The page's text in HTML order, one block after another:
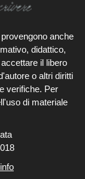
anche
didattico,
il libero
o altri diritti
verifiche. Per
di materiale